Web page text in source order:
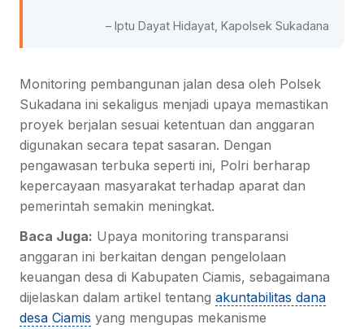
– Iptu Dayat Hidayat, Kapolsek Sukadana
Monitoring pembangunan jalan desa oleh Polsek
Sukadana ini sekaligus menjadi upaya memastikan
proyek berjalan sesuai ketentuan dan anggaran
digunakan secara tepat sasaran. Dengan
pengawasan terbuka seperti ini, Polri berharap
kepercayaan masyarakat terhadap aparat dan
pemerintah semakin meningkat.
Baca Juga: Upaya monitoring transparansi
anggaran ini berkaitan dengan pengelolaan
keuangan desa di Kabupaten Ciamis, sebagaimana
dijelaskan dalam artikel tentang akuntabilitas dana
desa Ciamis yang mengupas mekanisme